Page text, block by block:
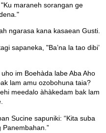
maraneh sorangan ge
ngarasa kana kasaean Gusti.
sapaneka, "Ba’na la tao dibi’
im Boehàda labe Aba Aho
lam amu ozobohuna taia?
meedalo àhàkedam bak lam
Sucine sapuniki: “Kita suba